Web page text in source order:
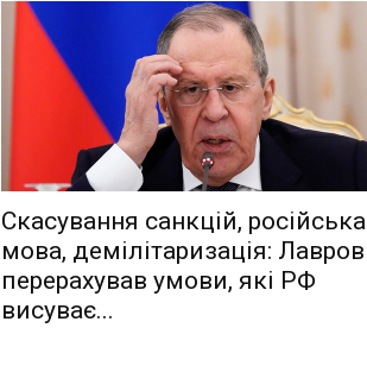
Скасування санкцій, російська
мова, демілітаризація: Лавров
перерахував умови, які РФ
висуває...